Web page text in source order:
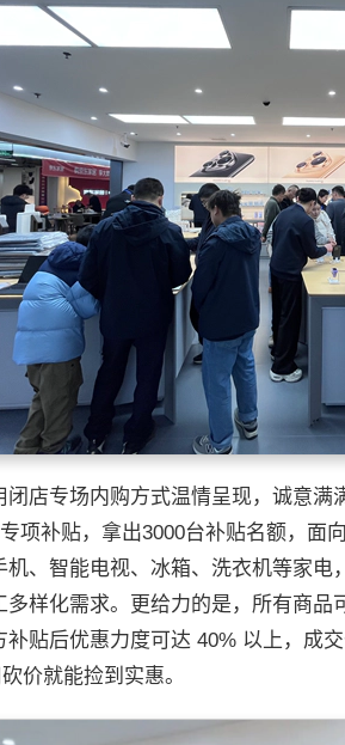
闭店专场内购方式温情呈现，诚意
项补贴，拿出3000台补贴名额，面
机、智能电视、冰箱、洗衣机等家
多样化需求。更给力的是，所有商
补贴后优惠力度可达 40% 以上，成
价就能捡到实惠。